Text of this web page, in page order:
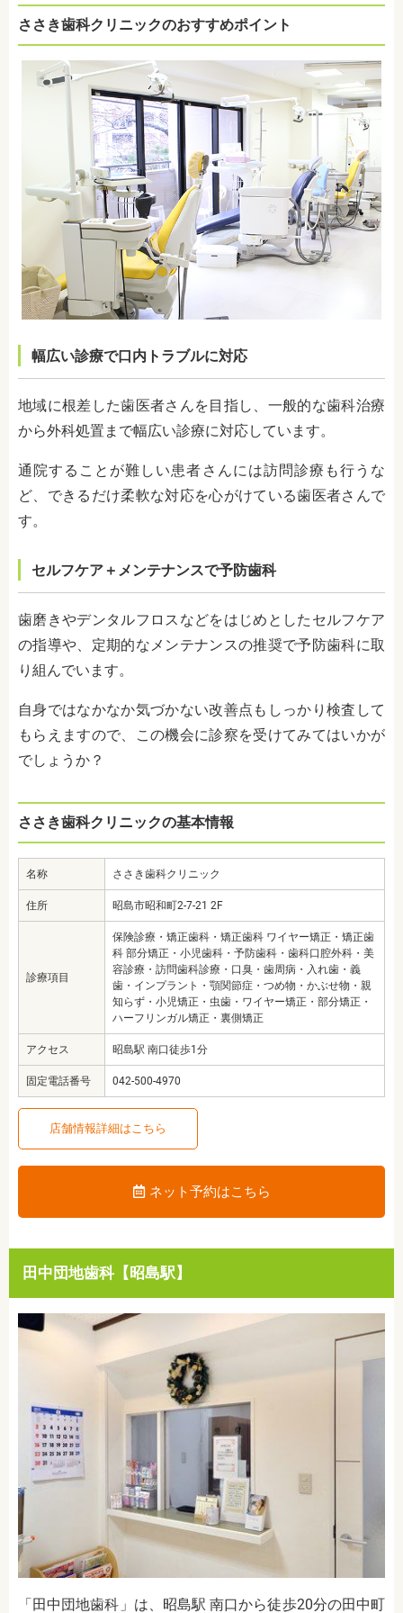
ささき歯科クリニックのおすすめポイント
幅広い診療で口内トラブルに対応
地域に根差した歯医者さんを目指し、一般的な歯科治療
から外科処置まで幅広い診療に対応しています。
通院することが難しい患者さんには訪問診療も行うな
ど、できるだけ柔軟な対応を心がけている歯医者さんで
す。
セルフケア＋メンテナンスで予防歯科
歯磨きやデンタルフロスなどをはじめとしたセルフケア
の指導や、定期的なメンテナンスの推奨で予防歯科に取
り組んでいます。
自身ではなかなか気づかない改善点もしっかり検査して
もらえますので、この機会に診察を受けてみてはいかが
でしょうか？
ささき歯科クリニックの基本情報
名称 ささき歯科クリニック
住所 昭島市昭和町2-7-21 2F
診療項目
保険診療・矯正歯科・矯正歯科 ワイヤー矯正・矯正歯
科 部分矯正・小児歯科・予防歯科・歯科口腔外科・美
容診療・訪問歯科診療・口臭・歯周病・入れ歯・義
歯・インプラント・顎関節症・つめ物・かぶせ物・親
知らず・小児矯正・虫歯・ワイヤー矯正・部分矯正・
ハーフリンガル矯正・裏側矯正
アクセス 昭島駅 南口徒歩1分
固定電話番号 042-500-4970
店舗情報詳細はこちら
ネット予約はこちら
田中団地歯科【昭島駅】
「田中団地歯科」は、昭島駅 南口から徒歩20分の田中町